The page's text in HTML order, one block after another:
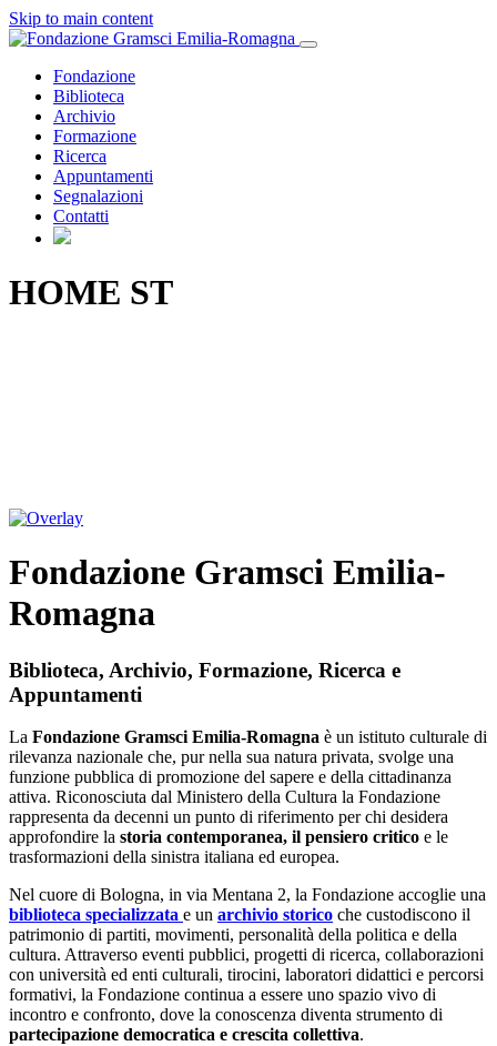
Skip to main content
Fondazione
Biblioteca
Archivio
Formazione
Ricerca
Appuntamenti
Segnalazioni
Contatti
HOME ST
Fondazione Gramsci Emilia-
Romagna
Biblioteca, Archivio, Formazione, Ricerca e
Appuntamenti
La Fondazione Gramsci Emilia-Romagna è un istituto culturale di
rilevanza nazionale che, pur nella sua natura privata, svolge una
funzione pubblica di promozione del sapere e della cittadinanza
attiva. Riconosciuta dal Ministero della Cultura la Fondazione
rappresenta da decenni un punto di riferimento per chi desidera
approfondire la storia contemporanea, il pensiero critico e le
trasformazioni della sinistra italiana ed europea.
Nel cuore di Bologna, in via Mentana 2, la Fondazione accoglie una
biblioteca specializzata e un archivio storico che custodiscono il
patrimonio di partiti, movimenti, personalità della politica e della
cultura. Attraverso eventi pubblici, progetti di ricerca, collaborazioni
con università ed enti culturali, tirocini, laboratori didattici e percorsi
formativi, la Fondazione continua a essere uno spazio vivo di
incontro e confronto, dove la conoscenza diventa strumento di
partecipazione democratica e crescita collettiva.